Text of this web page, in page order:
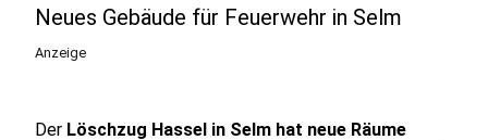
Neues Gebäude für Feuerwehr in Selm
Anzeige
Der Löschzug Hassel in Selm hat neue Räume